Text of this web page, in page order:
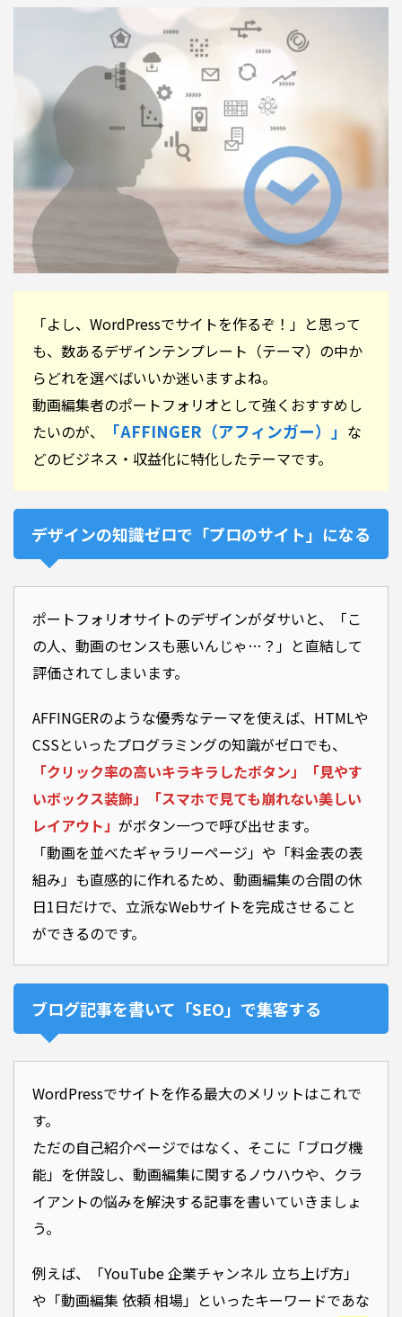
「よし、WordPressでサイトを作るぞ！」と思って
も、数あるデザインテンプレート（テーマ）の中か
らどれを選べばいいか迷いますよね。
動画編集者のポートフォリオとして強くおすすめし
たいのが、
「AFFINGER（アフィンガー）」 な
どのビジネス・収益化に特化したテーマです。
デザインの知識ゼロで「プロのサイト」になる
ポートフォリオサイトのデザインがダサいと、「こ
の人、動画のセンスも悪いんじゃ…？」と直結して
評価されてしまいます。
AFFINGERのような優秀なテーマを使えば、HTMLや
CSSといったプログラミングの知識がゼロでも、
「クリック率の高いキラキラしたボタン」「見やす
いボックス装飾」「スマホで見ても崩れない美しい
レイアウト」 がボタン一つで呼び出せます。
「動画を並べたギャラリーページ」や「料金表の表
組み」も直感的に作れるため、動画編集の合間の休
日1日だけで、立派なWebサイトを完成させること
ができるのです。
ブログ記事を書いて「SEO」で集客する
WordPressでサイトを作る最大のメリットはこれで
す。
ただの自己紹介ページではなく、そこに「ブログ機
能」を併設し、動画編集に関するノウハウや、クラ
イアントの悩みを解決する記事を書いていきましょ
う。
例えば、「YouTube 企業チャンネル 立ち上げ方」
や「動画編集 依頼 相場」といったキーワードであな